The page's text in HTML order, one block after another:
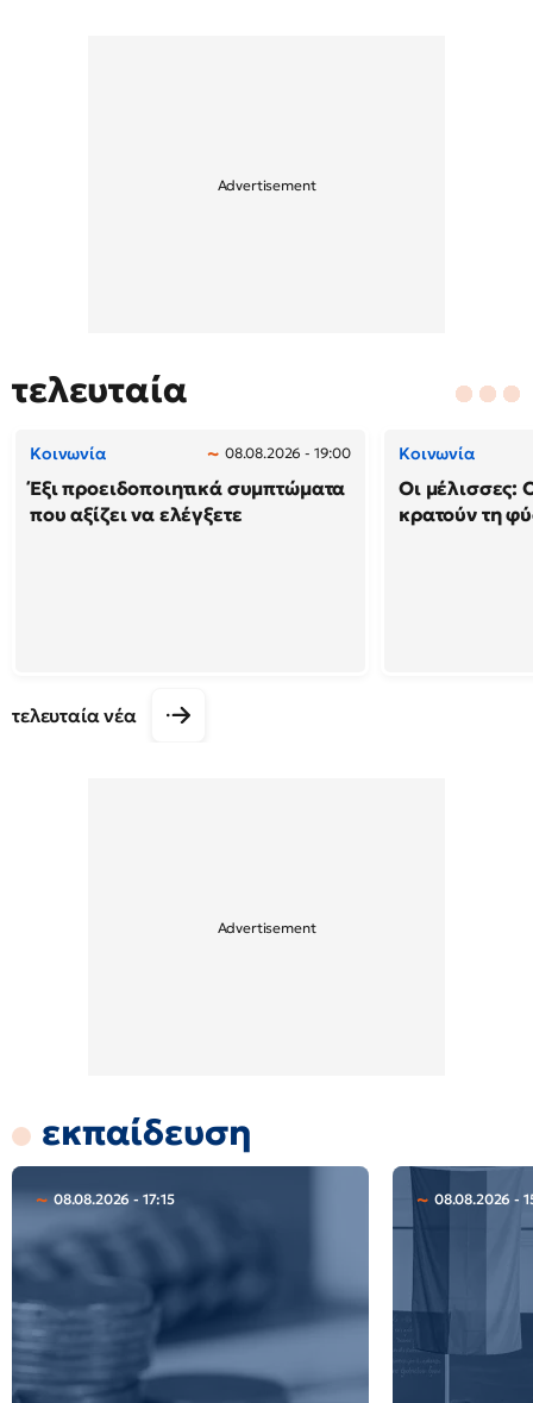
τελευταία
Κοινωνία 08.08.2026 - 19:00
Έξι προειδοποιητικά συμπτώματα
που αξίζει να ελέγξετε
Κοινωνία
Οι μέλισσες:
κρατούν τη
τελευταία νέα
εκπαίδευση
08.08.2026 - 17:15 08.08.2026 -